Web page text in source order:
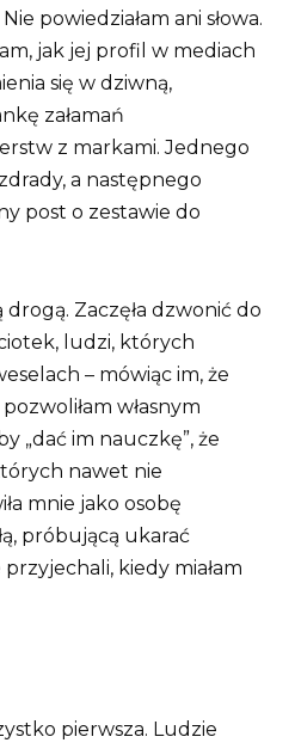
powiedziałam ani słowa.
jak jej profil w mediach
się w dziwną,
załamań
z markami. Jednego
a następnego
post o zestawie do
drogą. Zaczęła dzwonić do
ludzi, których
– mówiąc im, że
własnym
„dać im nauczkę”, że
nawet nie
mnie jako osobę
próbującą ukarać
kiedy miałam
pierwsza. Ludzie